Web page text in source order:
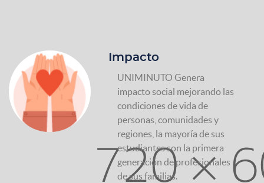
Impacto
UNIMINUTO Genera
impacto social mejorando las
condiciones de vida de
personas, comunidades y
regiones, la mayoría de sus
estudiantes son la primera
generación de profesionales
de sus familias.